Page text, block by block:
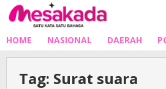
Lewati
ke
HOME NASIONAL DAERAH
Tag: Surat suara